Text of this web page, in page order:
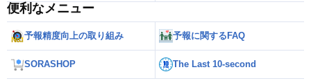
便利なメニュー
予報精度向上の取り組み 予報に関するFAQ
SORASHOP The Last 10-second